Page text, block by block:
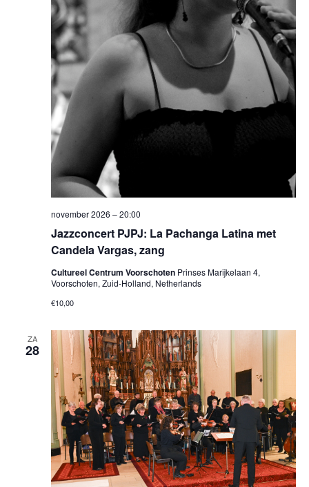
Jazzconcert PJPJ: La Pachanga Latina met
Candela Vargas, zang
november 2026 – 20:00
Cultureel Centrum Voorschoten Prinses Marijkelaan 4,
Voorschoten, Zuid-Holland, Netherlands
€10,00
ZA
28